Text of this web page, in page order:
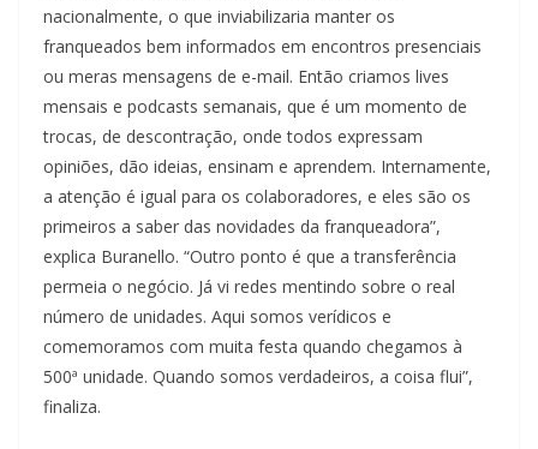
nacionalmente, o que inviabilizaria manter os
franqueados bem informados em encontros presenciais
ou meras mensagens de e-mail. Então criamos lives
mensais e podcasts semanais, que é um momento de
trocas, de descontração, onde todos expressam
opiniões, dão ideias, ensinam e aprendem. Internamente,
a atenção é igual para os colaboradores, e eles são os
primeiros a saber das novidades da franqueadora”,
explica Buranello. “Outro ponto é que a transferência
permeia o negócio. Já vi redes mentindo sobre o real
número de unidades. Aqui somos verídicos e
comemoramos com muita festa quando chegamos à
500ª unidade. Quando somos verdadeiros, a coisa flui”,
finaliza.